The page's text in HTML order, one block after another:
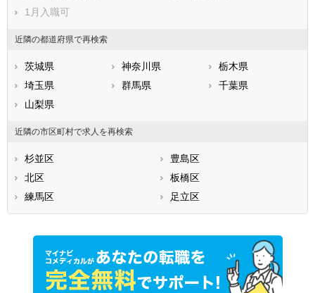
1月入職可
近隣の都道府県で再検索
茨城県 神奈川県
栃木県
埼玉県
群馬県
千葉県
山梨県
近隣の市区町村で求人を再検索
杉並区
豊島区
北区
板橋区
練馬区
足立区